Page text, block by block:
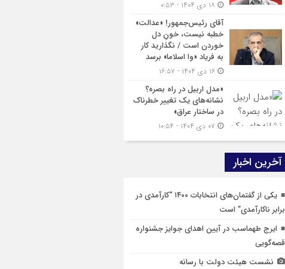
آقای رئیس‌جمهور! «عدالت»
خطبه نیست، خونِ دل
خوردن است / نگذارید کار
به فریاد «وا اسلاما» برسد
«مدل اربیل در راه بصره؟
نشانه‌های یک تغییر خطرناک
در ساختار عراق»
آخرین اخبار
یکی از گفتمان‌های انتخابات ۱۴۰۰ “کارآمدی در
برابر ناکارآمدی” است
ایرج طهماسب در آیین اهدای جوایز جشنواره
قصه‌گویی
نشست هیئت دولت با رسانه